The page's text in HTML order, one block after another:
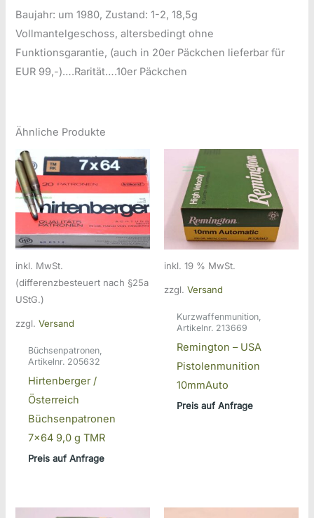
Baujahr: um 1980, Zustand: 1-2, 18,5g
Vollmantelgeschoss, altersbedingt ohne
Funktionsgarantie, (auch in 20er Päckchen lieferbar für
EUR 99,-)….Rarität….10er Päckchen
Ähnliche Produkte
inkl. MwSt.
(differenzbesteuert nach §25a
UStG.)
zzgl.Versand
Büchsenpatronen,
Artikelnr. 205632
Hirtenberger /
Österreich
Büchsenpatronen
7×64 9,0 g TMR
Preis auf Anfrage
inkl. 19 % MwSt.
zzgl. Versand
Kurzwaffenmunition,
Artikelnr. 213669
Remington – USA
Pistolenmunition
10mmAuto
Preis auf Anfrage